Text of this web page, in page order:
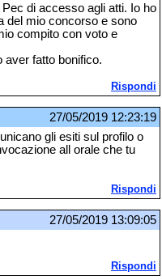
di accesso agli atti. Io ho
del mio concorso e sono
compito con voto e
aver fatto bonifico.
Rispondi
27/05/2019 12:23:19
gli esiti sul profilo o
all orale che tu
Rispondi
27/05/2019 13:09:05
Rispondi